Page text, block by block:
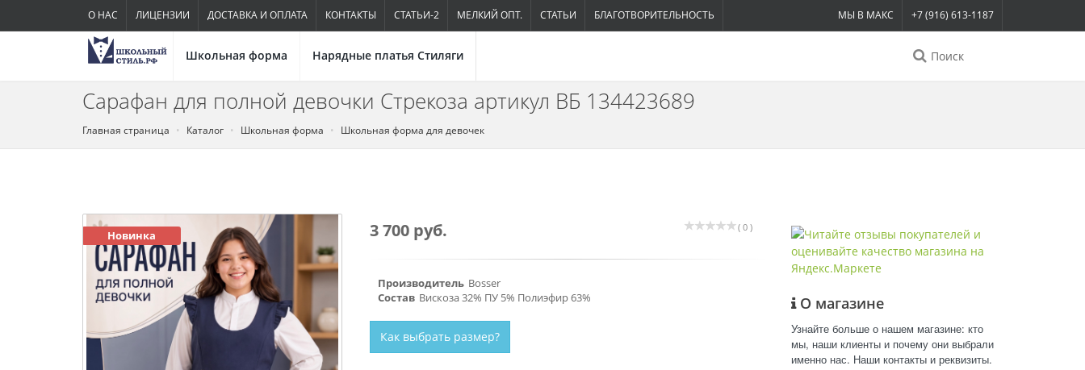
О НАС ЛИЦЕНЗИИ ДОСТАВКА И ОПЛАТА КОНТАКТЫ СТАТЬИ-2 МЕЛКИЙ ОПТ. СТАТЬИ БЛАГОТВОРИТЕЛЬНОСТЬ МЫ В МАКС +7 (916) 613-1187
Поиск
Школьная форма Нарядные платья Стиляги
Сарафан для полной девочки Стрекоза артикул ВБ 134423689
Главная страница Каталог Школьная форма Школьная форма для девочек
Новинка
( 0 )
3 700 руб.
Производитель Bosser
Состав Вискоза 32% ПУ 5% Полиэфир 63%
Как выбрать размер?
О магазине
Узнайте больше о нашем магазине: кто
мы, наши клиенты и почему они выбрали
именно нас. Наши контакты и реквизиты.